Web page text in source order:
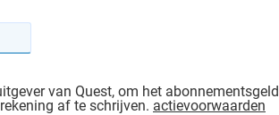
van Quest, om het abonnementsgeld
af te schrijven. actievoorwaarden